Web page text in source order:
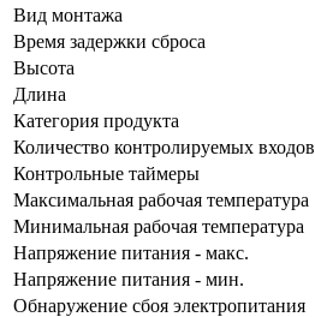
Вид монтажа
Время задержки сброса
Высота
Длина
Категория продукта
Количество контролируемых входов
Контрольные таймеры
Максимальная рабочая температура
Минимальная рабочая температура
Напряжение питания - макс.
Напряжение питания - мин.
Обнаружение сбоя электропитания